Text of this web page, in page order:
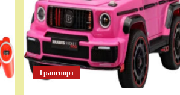
Транспорт